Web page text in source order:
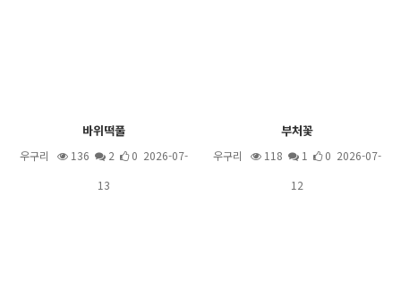
바위떡풀
우구리 136 2
0 2026-07-
13
부처꽃
우구리 118 1
0 2026-07-
12